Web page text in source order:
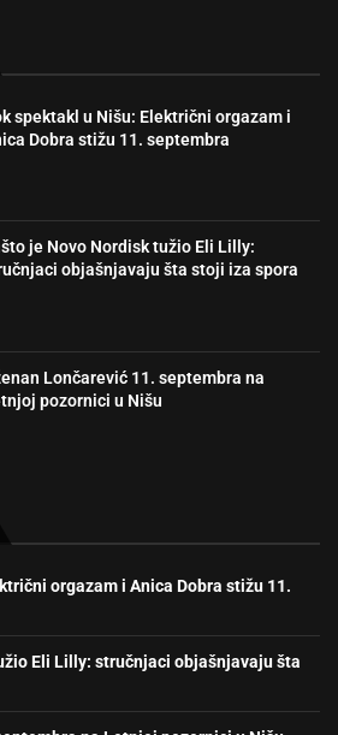
spektakl u Nišu: Električni orgazam i
Dobra stižu 11. septembra
je Novo Nordisk tužio Eli Lilly:
objašnjavaju šta stoji iza spora
Lončarević 11. septembra na
pozornici u Nišu
orgazam i Anica Dobra stižu 11.
Eli Lilly: stručnjaci objašnjavaju šta